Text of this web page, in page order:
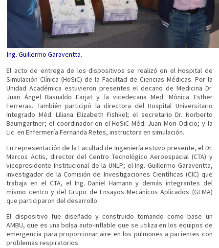
Ing. Guillermo Garaventta.
El acto de entrega de los dispositivos se realizó en el Hospital de
Simulación Clínica (HoSiC) de la Facultad de Ciencias Médicas. Por la
Unidad Académica estuvieron presentes el decano de Medicina Dr.
Juan Ángel Basualdo Farjat y la vicedecana Med. Mónica Esther
Ferreras. También participó la directora del Hospital Universitario
Integrado Méd. Liliana Elizabeth Fishkel; el secretario Dr. Norberto
Baumgartner; el coordinador en el HoSiC Méd. Juan Mori Odicio; y la
Lic. en Enfermería Fernanda Retes, instructora en simulación.
En representación de la Facultad de Ingeniería estuvo presente, el Dr.
Marcos Actis, director del Centro Tecnológico Aeroespacial (CTA) y
vicepresidente Institucional de la UNLP; el Ing. Guillermo Garaventta,
investigador de la Comisión de Investigaciones Científicas (CIC) que
trabaja en el CTA, el Ing. Daniel Hamann y demás integrantes del
mismo centro y del Grupo de Ensayos Mecánicos Aplicados (GEMA)
que participaron del desarrollo.
El dispositivo fue diseñado y construido tomando como base un
AMBU, que es una bolsa auto-inflable que se utiliza en los equipos de
emergencia para proporcionar aire en los pulmones a pacientes con
problemas respiratorios.